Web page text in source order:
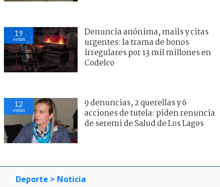
19
visitas
Denuncia anónima, mails y citas
urgentes: la trama de bonos
irregulares por 13 mil millones en
Codelco
12
visitas
9 denuncias, 2 querellas y 6
acciones de tutela: piden renuncia
de seremi de Salud de Los Lagos
Deporte > Noticia